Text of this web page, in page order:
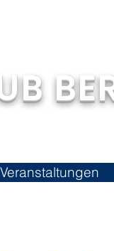
Veranstaltungen